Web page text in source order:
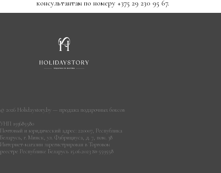
консультантам по номеру +375 29 230 95 67.
© 2026 Holidaystory.by — продажа подарочных боксов
УНП 193685580
Почтовый и юридический адрес: 220007, Республика
Беларусь, г. Минск, ул. Фабрициуса, д. 7, пом. 38
Интернет-магазин зарегистрирован в Торговом
реестре Республике Беларусь 15.06.2023 № 559558